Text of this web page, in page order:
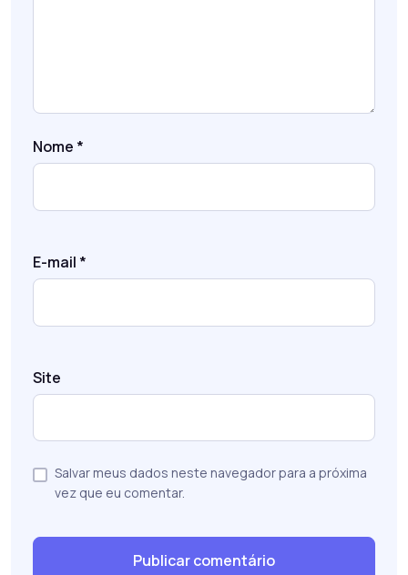
Nome *
E-mail *
Site
Salvar meus dados neste navegador para a próxima
vez que eu comentar.